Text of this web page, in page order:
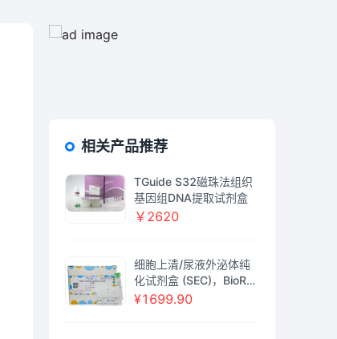
相关产品推荐
TGuide S32磁珠法组织
基因组DNA提取试剂盒
￥2620
细胞上清/尿液外泌体纯
化试剂盒 (SEC)，BioRea
gent, 无菌，阿拉丁
¥1699.90